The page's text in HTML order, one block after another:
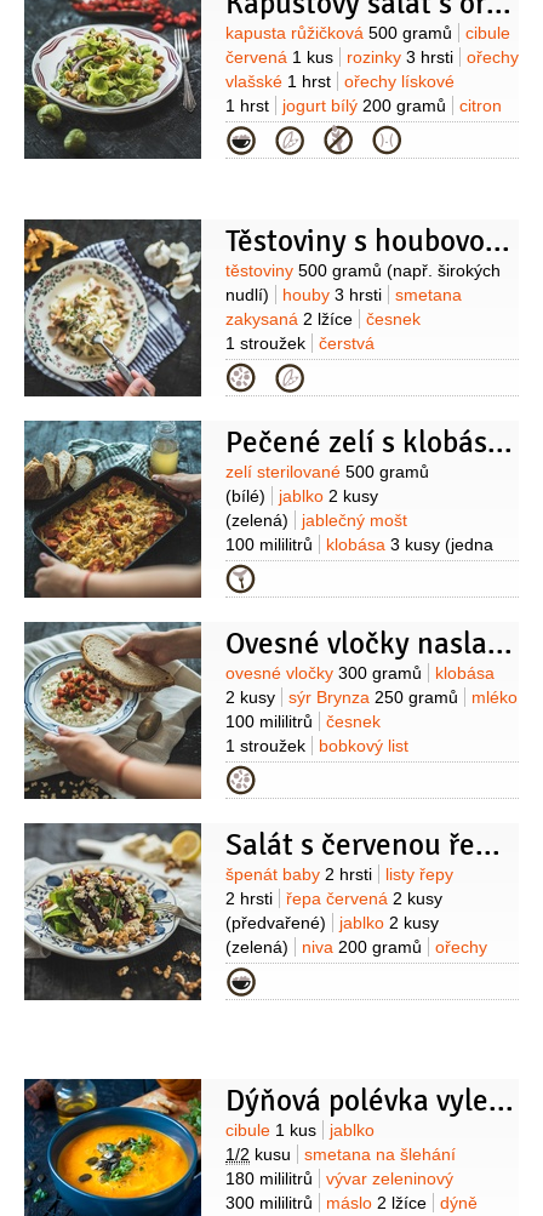
Suroviny
kapusta růžičková 500 gramů
cibule
červená 1 kus rozinky 3 hrsti
ořechy
vlašské 1 hrst
ořechy lískové
1 hrst
jogurt bílý 200 gramů
citron
1/2kusu (šťáva z 1/2)
mletý pepř
Kategorie
Těstoviny s houbovou omáčkou
Suroviny
těstoviny 500 gramů (např. širokých
nudlí)
houby 3 hrsti
smetana
zakysaná 2 lžíce
česnek
1 stroužek
čerstvá
majoránka
slunečnicový
sůl
čerstvě mletý
Kategorie
Pečené zelí s klobáskou a jablkem
Suroviny
zelí sterilované 500 gramů
(bílé)
jablko 2 kusy
(zelená)
jablečný mošt
100 mililitrů
klobása 3 kusy (jedna
pálivá, dvě nepálivé)
1 lžička
mletý kmín1/2lžičky
olej
pepř
Kategorie
Ovesné vločky naslano
Suroviny
ovesné vločky 300 gramů
klobása
2 kusy
sýr Brynza 250 gramů
mléko
100 mililitrů
česnek
1 stroužek
bobkový list
1 kus
Kategorie
Salát s červenou řepou, modrým sýrem a jablky
Suroviny
špenát baby 2 hrsti
listy řepy
2 hrsti
řepa červená 2 kusy
(předvařené)
jablko 2 kusy
(zelená)
niva 200 gramů
ořechy
vlašské
olivový100 mililitrů
hořčice dijonská
Kategorie
Dýňová polévka vylepšená jablkem a zázvorem
Suroviny
cibule 1 kus
jablko
1/2 kusu
smetana na šlehání
180 mililitrů
vývar zeleninový
300 mililitrů
máslo 2 lžíce
dýně